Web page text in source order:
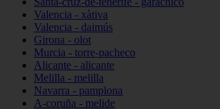
Valencia - xàtiva
Valencia - daimús
Girona - olot
Murcia - torre-pacheco
Alicante - alicante
Melilla - melilla
Navarra - pamplona
A-coruña - melide